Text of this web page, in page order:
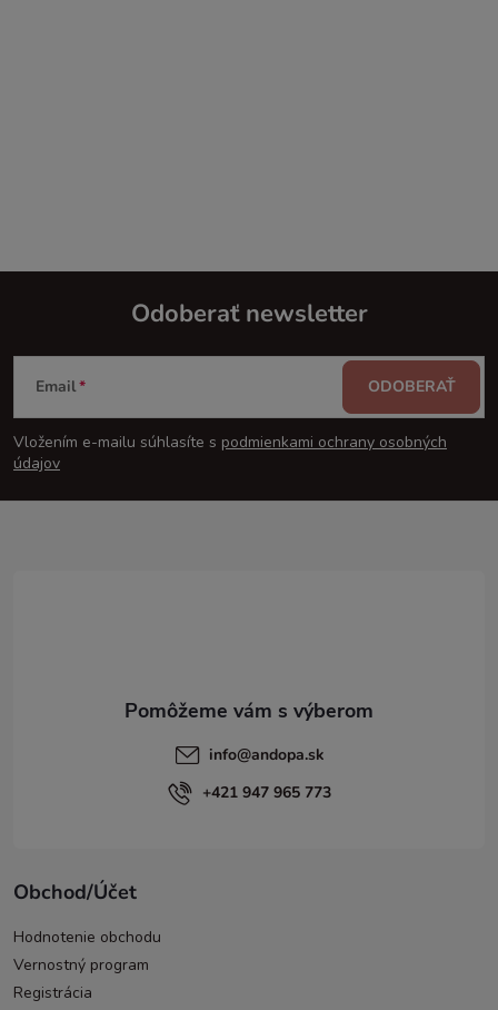
Z
á
p
Odoberať newsletter
Email
Vložením e-mailu súhlasíte s podmienkami ochrany osobných
údajov
ODOBERAŤ
info@andopa.sk
+421 947 965 773
Obchod/Účet
Hodnotenie obchodu
Vernostný program
Registrácia